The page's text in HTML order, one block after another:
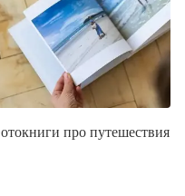
про путешествия